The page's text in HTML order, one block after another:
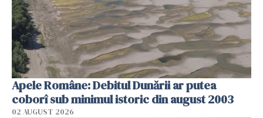
Apele Române: Debitul Dunării ar putea
coborî sub minimul istoric din august 2003
02 AUGUST 2026